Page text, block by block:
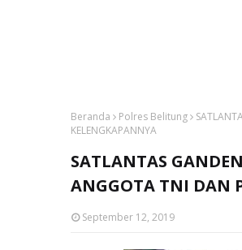
Beranda Polres Belitung
KELENGKAPANNYA
SATLANTAS
ANGGOTA TNI DAN
September 12, 2019